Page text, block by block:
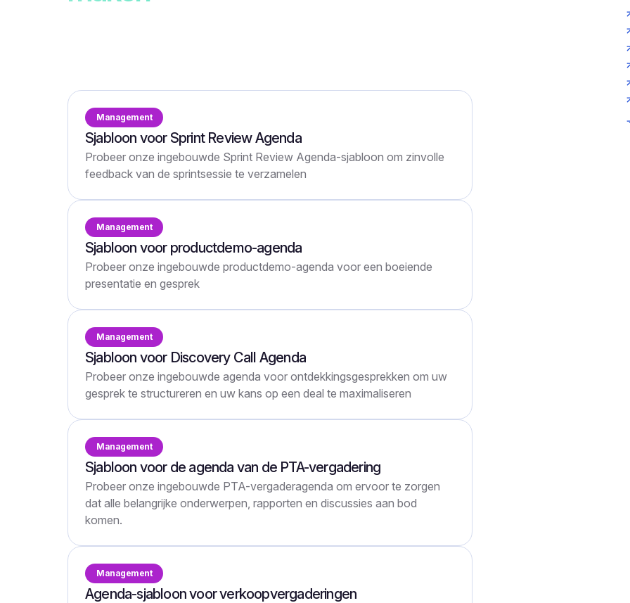
Management
Sjabloon voor Sprint Review Agenda
Probeer onze ingebouwde Sprint Review Agenda-sjabloon om zinvolle
feedback van de sprintsessie te verzamelen
Management
Sjabloon voor productdemo-agenda
Probeer onze ingebouwde productdemo-agenda voor een boeiende
presentatie en gesprek
Management
Sjabloon voor Discovery Call Agenda
Probeer onze ingebouwde agenda voor ontdekkingsgesprekken om uw
gesprek te structureren en uw kans op een deal te maximaliseren
Management
Sjabloon voor de agenda van de PTA-vergadering
Probeer onze ingebouwde PTA-vergaderagenda om ervoor te zorgen
dat alle belangrijke onderwerpen, rapporten en discussies aan bod
komen.
Management
Agenda-sjabloon voor verkoopvergaderingen